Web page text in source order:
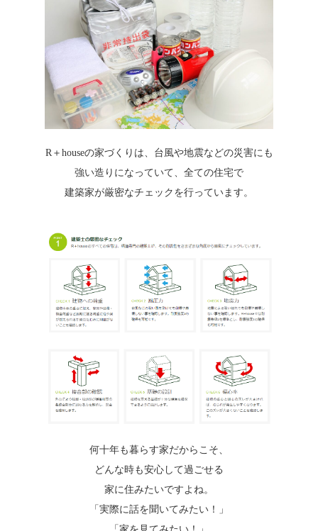
R＋houseの家づくりは、台風や地震などの災害にも
強い造りになっていて、全ての住宅で
建築家が厳密なチェックを行っています。
何十年も暮らす家だからこそ、
どんな時も安心して過ごせる
家に住みたいですよね。
「実際に話を聞いてみたい！」